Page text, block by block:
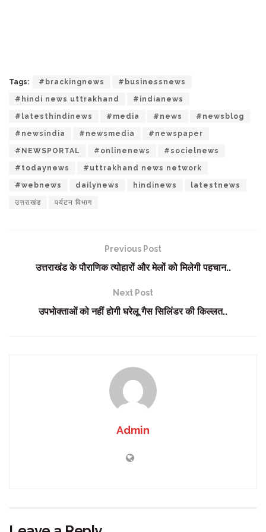
Tags: #brackingnews #businessnews
#hindi news uttrakhand #indianews
#latesthindinews #media #news #newsblog
#newsindia #newsmedia #newspaper
#NEWSPORTAL #onlinenews #socielnews
#todaynews #uttrakhand news network
#webnews dailynews hindinews latestnews
उत्तराखंड पर्यटन विभाग
Previous Post
उत्तराखंड के पौराणिक त्योहारों और मेलों को मिलेगी पहचान..
Next Post
उपभोक्ताओं को नहीं होगी घरेलू गैस सिलिंडर की किल्लत..
Admin